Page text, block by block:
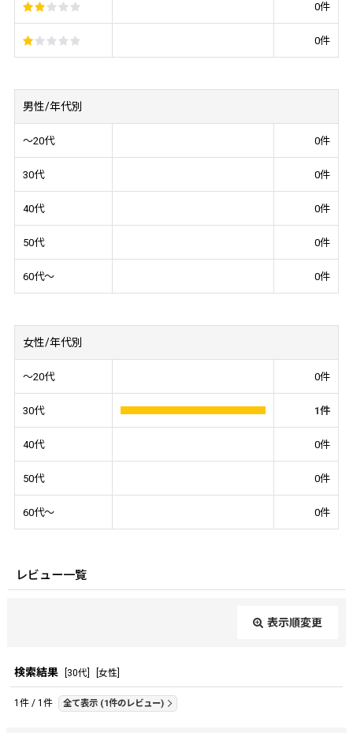
0件
0件
男性/年代別
～20代 0件
30代 0件
40代 0件
50代 0件
60代～ 0件
女性/年代別
～20代 0件
30代 1件
40代 0件
50代 0件
60代～ 0件
レビュー一覧
表示順変更
レビュー検索:
検索結果 30代 女性
1 件 / 1 件 全て表示 (1件のレビュー)